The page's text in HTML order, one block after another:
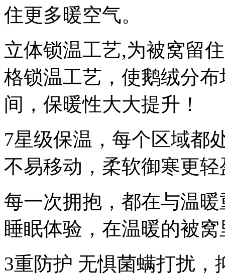
住更多暖空气。
立体锁温工艺,为被窝留
格锁温工艺，使鹅绒分
间，保暖性大大提升！
7星级保温，每个区域都
不易移动，柔软御寒更轻
每一次拥抱，都在与温
睡眠体验，在温暖的被
3重防护 无惧菌螨打扰